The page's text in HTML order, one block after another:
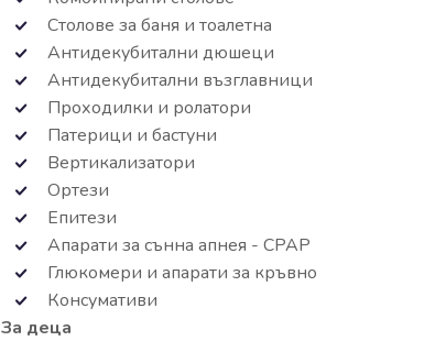
Столове за баня и тоалетна
Антидекубитални дюшеци
Антидекубитални възглавници
Проходилки и ролатори
Патерици и бастуни
Вертикализатори
Ортези
Епитези
Апарати за сънна апнея - СРАР
Глюкомери и апарати за кръвно
Консумативи
За деца